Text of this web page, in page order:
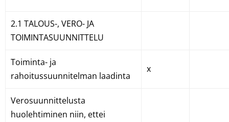
2.1 TALOUS-, VERO- JA
TOIMINTASUUNNITTELU
Toiminta- ja
rahoitussuunnitelman laadinta
x
Verosuunnittelusta
huolehtiminen niin, ettei